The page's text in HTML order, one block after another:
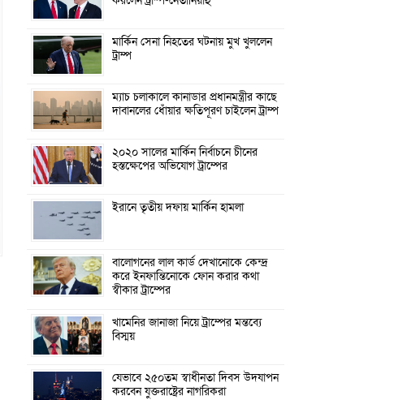
মার্কিন সেনা নিহতের ঘটনায় মুখ খুললেন
ট্রাম্প
ম্যাচ চলাকালে কানাডার প্রধানমন্ত্রীর কাছে
দাবানলের ধোঁয়ার ক্ষতিপূরণ চাইলেন ট্রাম্প
২০২০ সালের মার্কিন নির্বাচনে চীনের
হস্তক্ষেপের অভিযোগ ট্রাম্পের
ইরানে তৃতীয় দফায় মার্কিন হামলা
বালোগনের লাল কার্ড দেখানোকে কেন্দ্র
করে ইনফান্তিনোকে ফোন করার কথা
স্বীকার ট্রাম্পের
খামেনির জানাজা নিয়ে ট্রাম্পের মন্তব্যে
বিস্ময়
যেভাবে ২৫০তম স্বাধীনতা দিবস উদযাপন
করবেন যুক্তরাষ্ট্রের নাগরিকরা